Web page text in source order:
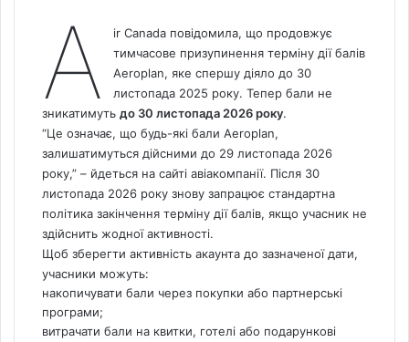
A ir Canadaповідомила, що продовжує
тимчасове призупинення терміну дії балів
Aeroplan, яке спершу діяло до 30
листопада 2025 року. Тепер бали не
зникатимуть до 30 листопада 2026 року.
“Це означає, що будь-які бали Aeroplan,
залишатимуться дійсними до 29 листопада 2026
року,” – йдеться на сайті авіакомпанії. Після 30
листопада 2026 року знову запрацює стандартна
політика закінчення терміну дії балів, якщо учасник не
здійснить жодної активності.
Щоб зберегти активність акаунта до зазначеної дати,
учасники можуть:
накопичувати бали через покупки або партнерські
програми;
витрачати бали на квитки, готелі або подарункові